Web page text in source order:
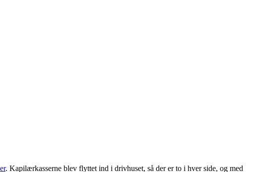
. Kapilærkasserne blev flyttet ind i drivhuset, så der er to i hver side, og med